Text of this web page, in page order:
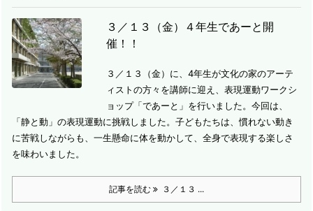
３／１３（金）４年生であーと開
催！！
３／１３（金）に、4年生が文化の家のアーテ
ィストの方々を講師に迎え、表現運動ワークシ
ョップ「であーと」を行いました。 今回は、
「静と動」の表現運動に挑戦しました。子どもたちは、慣れない動き
に苦戦しながらも、一生懸命に体を動かして、全身で表現する楽しさ
を味わいました。
記事を読む ３／１３ ...